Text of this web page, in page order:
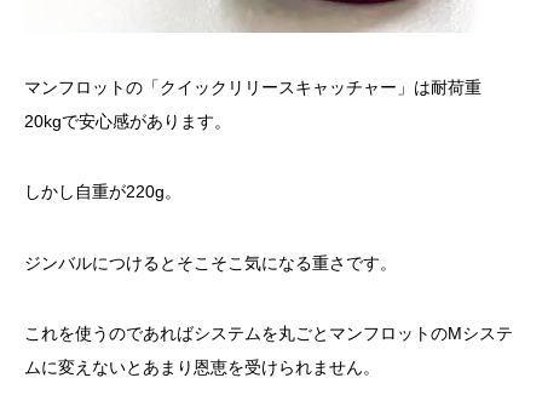
マンフロットの「クイックリリースキャッチャー」は耐荷重
20kgで安心感があります。
しかし自重が220g。
ジンバルにつけるとそこそこ気になる重さです。
これを使うのであればシステムを丸ごとマンフロットのMシステ
ムに変えないとあまり恩恵を受けられません。